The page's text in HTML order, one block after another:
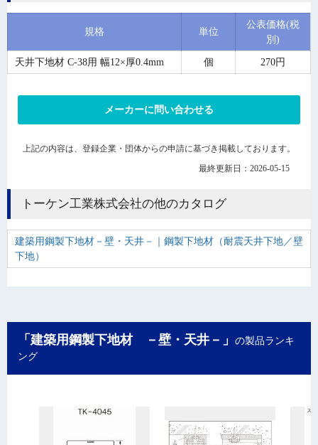
規格 単位
公表価格(税
別)
天井下地材 C-38用 幅12×厚0.4mm
個 270円
メーカーに問い合わせる
上記の内容は、登録企業・団体からの申請に基づき掲載しております。
最終更新日：2026-05-15
トーケン工業株式会社の他のカタログ
建築用鋼製下地材－壁・天井－｜鋼製下地材（耐震天井下地／壁
下地）
「建築用鋼製下地材 －壁・天井－」
の製品ランキ
ング